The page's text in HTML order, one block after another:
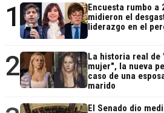
1
Encuesta rumbo
midieron el
liderazgo en el
2
La historia real de
mujer", la nueva
caso de una
marido
El Senado dio